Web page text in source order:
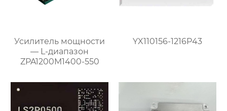
Усилитель мощности
— L-диапазон
ZPA1200M1400-550
YX110156-1216P43